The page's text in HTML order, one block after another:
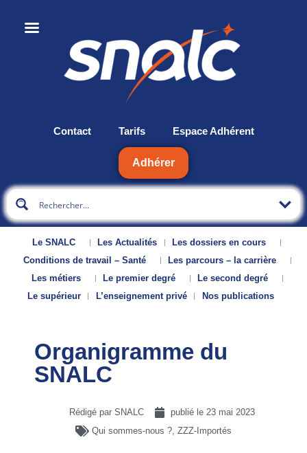
Contact Tarifs Espace Adhérent
Adhérer
Le SNALC Les Actualités
Les dossiers en cours
Conditions de travail – Santé
Les parcours – la carrière
Les métiers
Le premier degré
Le second degré
Le supérieur
L’enseignement privé Nos publications
Organigramme du
SNALC
Rédigé par SNALC publié le 23 mai 2023
Qui sommes-nous ?, ZZZ-Importés